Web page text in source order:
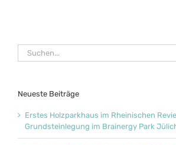
Suche
nach:
Neueste Beiträge
Erstes Holzparkhaus im Rheinischen
Grundsteinlegung im Brainergy Park